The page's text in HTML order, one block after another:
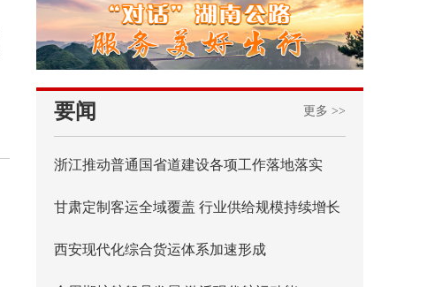
要闻 更多 >>
浙江推动普通国省道建设各项工作落地落实
甘肃定制客运全域覆盖 行业供给规模持续增长
西安现代化综合货运体系加速形成